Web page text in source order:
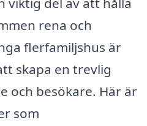
rena och
flerfamiljshus är
skapa en trevlig
och besökare. Här är
som